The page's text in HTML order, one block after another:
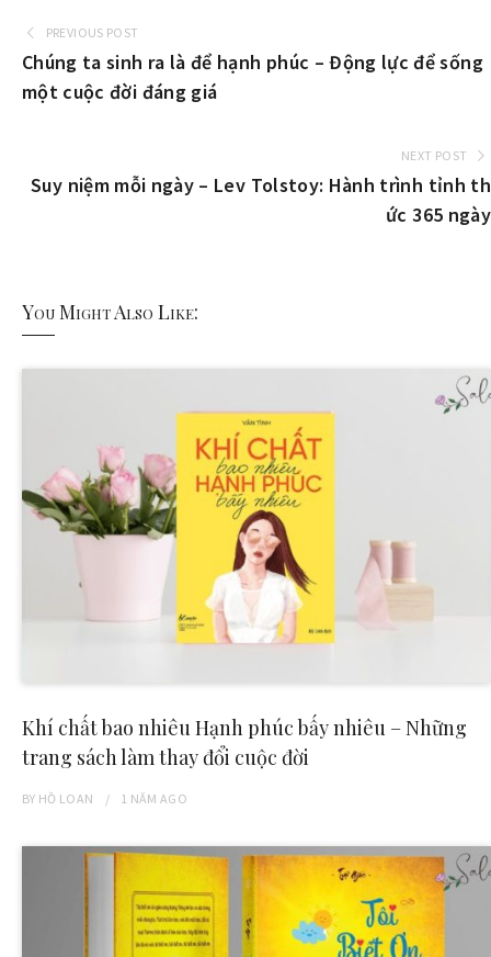
PREVIOUS POST
Chúng ta sinh ra là để hạnh phúc – Động lực để sống
một cuộc đời đáng giá
NEXT POST
Suy niệm mỗi ngày – Lev Tolstoy: Hành trình tỉnh th
ức 365 ngày
You Might Also Like:
Khí chất bao nhiêu Hạnh phúc bấy nhiêu – Những
trang sách làm thay đổi cuộc đời
BY HỒ LOAN 1 NĂM AGO